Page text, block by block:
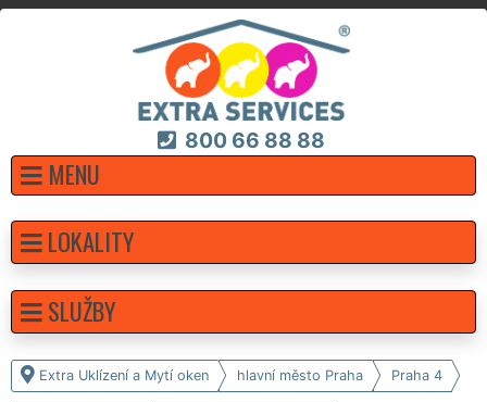
800 66 88 88
MENU
Extra Uklízení a Mytí oken hlavní město Praha Praha 4
LOKALITY
SLUŽBY